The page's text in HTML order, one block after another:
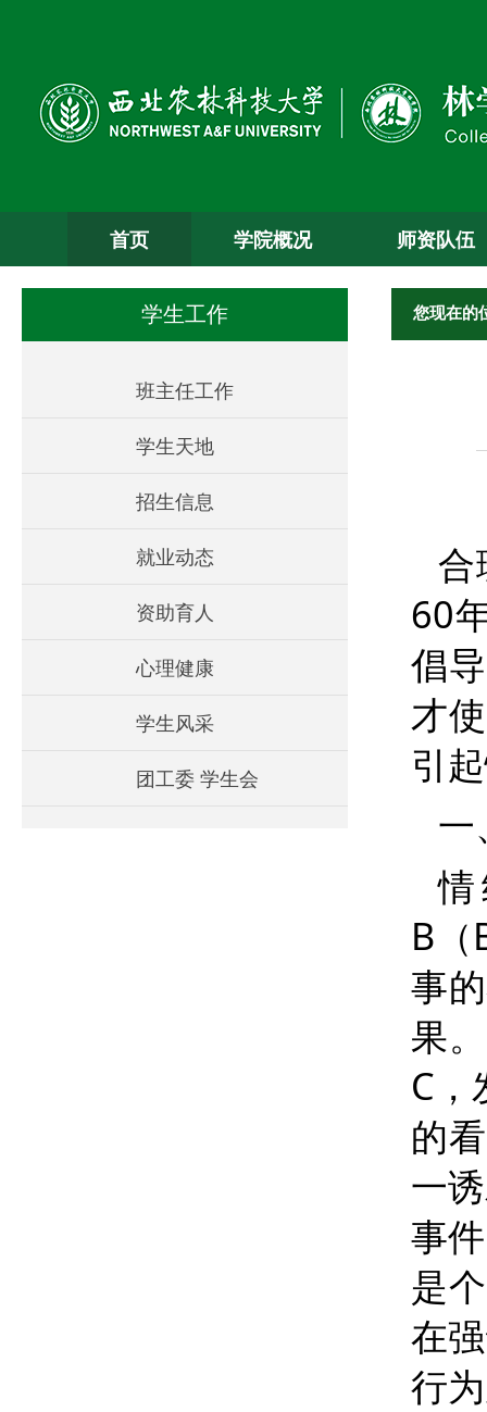
首页 学院概况 师资队伍
学生工作
班主任工作
学生天地
招生信息
就业动态
资助育人
心理健康
学生风采
团工委 学生会
您现在的
合
60
倡
才
引
一
B （
事
果
C
的
一
事
是
在
行